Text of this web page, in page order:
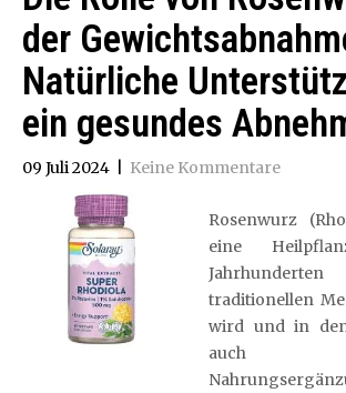
der
Natürliche
ein gesundes
09 Juli 2024 Keine Kommentare
Rosenwurz
eine
traditionellen
wird und in